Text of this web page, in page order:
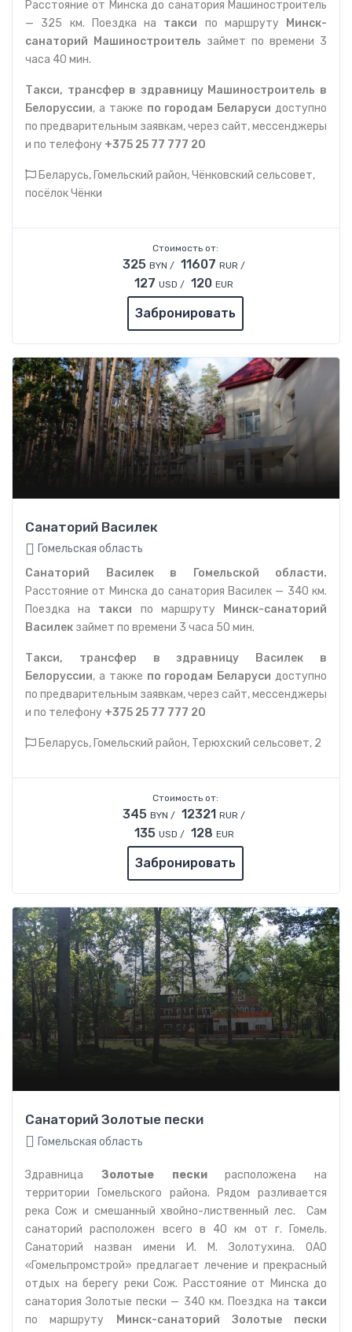
Расстояние от Минска до санатория Машиностроитель
— 325 км. Поездка на такси по маршруту
Минск-
санаторий Машиностроитель займет по времени 3
часа 40 мин.
Такси, трансфер в здравницу Машиностроитель в
Белоруссии, а также по городам Беларуси доступно
по предварительным заявкам, через сайт, мессенджеры
и по телефону +375 25 77 777 20
Беларусь, Гомельский район, Чёнковский сельсовет,
посёлок Чёнки
Стоимость от:
325 BYN / 11607 RUR /
127 USD / 120 EUR
Забронировать
Санаторий Василек
Гомельская область
Санаторий Василек в Гомельской области.
Расстояние от Минска до санатория Василек — 340 км.
Поездка на такси по маршруту
Минск-санаторий
Василек займет по времени 3 часа 50 мин.
Такси, трансфер в здравницу Василек в
Белоруссии, а также по городам Беларуси доступно
по предварительным заявкам, через сайт, мессенджеры
и по телефону +375 25 77 777 20
Беларусь, Гомельский район, Терюхский сельсовет, 2
Стоимость от:
345 BYN / 12321 RUR /
135 USD / 128 EUR
Забронировать
Санаторий Золотые пески
Гомельская область
Здравница Золотые пескирасположена на
территории Гомельского района. Рядом разливается
река Сож и смешанный хвойно-лиственный лес. Сам
санаторий расположен всего в 40 км от г. Гомель.
Санаторий назван имени И. М. Золотухина. ОАО
«Гомельпромстрой» предлагает лечение и прекрасный
отдых на берегу реки Сож. Расстояние от Минска до
санатория Золотые пески — 340 км. Поездка на такси
по маршруту
Минск-санаторий Золотые пески